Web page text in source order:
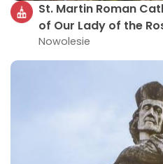
St. Martin Roman
of Our Lady of the
Nowolesie